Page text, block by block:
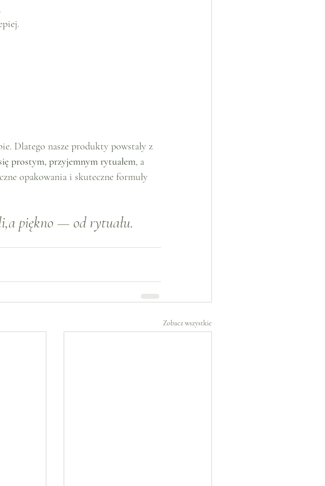
Dlatego nasze produkty powstały z
prostym, przyjemnym rytuałem, a
opakowania i skuteczne formuły
piękno — od rytuału.
Zobacz wszystkie